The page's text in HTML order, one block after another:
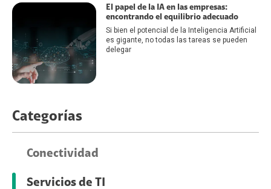
El papel de la IA en las empresas:
encontrando el equilibrio adecuado
Si bien el potencial de la Inteligencia Artificial
es gigante, no todas las tareas se pueden
delegar
Categorías
Conectividad
Servicios de TI